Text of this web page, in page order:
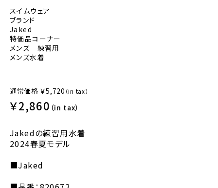
スイムウェア
ブランド
Jaked
特価品コーナー
メンズ 練習用
メンズ水着
通常価格 ￥5,720 （in tax）
￥2,860 （in tax）
Jakedの練習用水着
2024春夏モデル
■Jaked